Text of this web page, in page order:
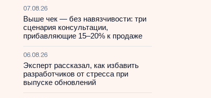
07.08.26
Выше чек — без навязчивости: три
сценария консультации,
прибавляющие 15–20% к продаже
06.08.26
Эксперт рассказал, как избавить
разработчиков от стресса при
выпуске обновлений